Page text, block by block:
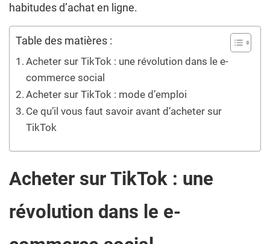
habitudes d’achat en ligne.
Table des matières :
Acheter sur TikTok : une révolution dans le e-
commerce social
Acheter sur TikTok : mode d’emploi
Ce qu’il vous faut savoir avant d’acheter sur
TikTok
Acheter sur TikTok : une
révolution dans le e-